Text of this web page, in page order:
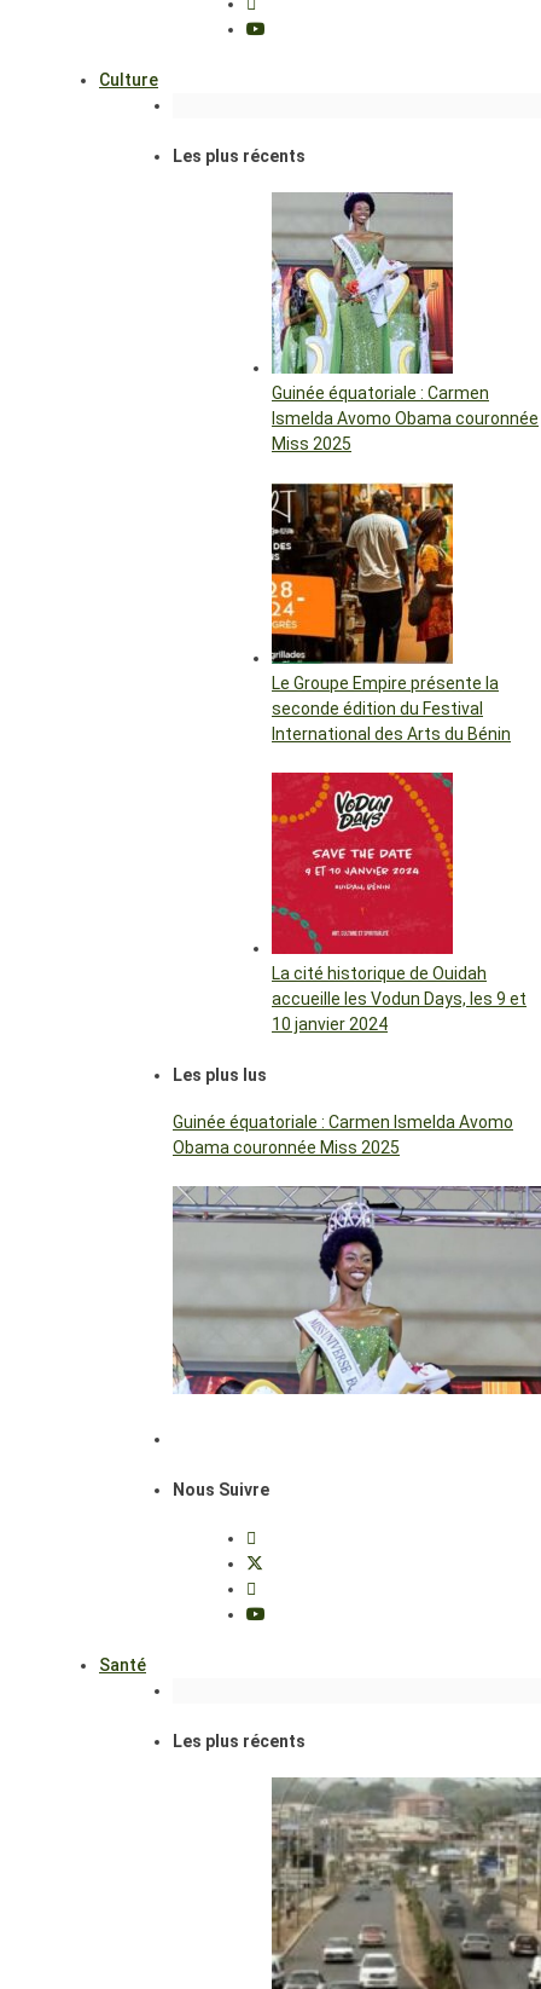
Culture
Les plus récents
Guinée équatoriale : Carmen
Ismelda Avomo Obama couronnée
Miss 2025
Le Groupe Empire présente la
seconde édition du Festival
International des Arts du Bénin
La cité historique de Ouidah
accueille les Vodun Days, les 9 et
10 janvier 2024
Les plus lus
Guinée équatoriale : Carmen Ismelda Avomo
Obama couronnée Miss 2025
Nous Suivre
Santé
Les plus récents